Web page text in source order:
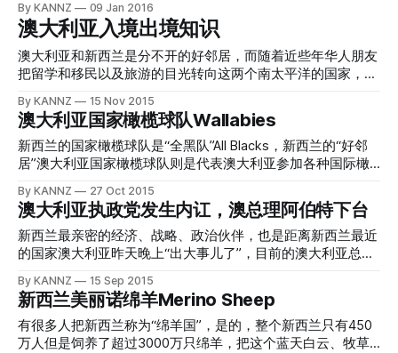
迷，未来通胀率料低于此前预测，低利率对楼市造成的风险低
于一年前。上周公布的澳大利亚经济数据显示，一季度通胀大
幅不及预期，令市场对澳洲联储进一步降息的预期大涨。数据
公布后，澳元急速跳水，暴跌1.8%。 期货数据显示，澳洲联
为： * 人口稀少，土地广袤，人均财富高 * 矿产丰富，包括金
属、煤、石油、天然气等等 * 贵金属资源也很丰富，包括黄
金、白银等等 * 自然条件优越，平原、草场让澳大利亚的畜牧
业很发达 * 澳大利亚人均GDP远远超过美国和中国大陆 * 其他
所以然”。The lucky country一词，
生重大责任，公司的法人或者是董事会成员也不会因为公司的
事故而导致个人方面的损失。新西兰与好邻居澳大利亚，两国
经贸往来十分密切，如果您的公司正与澳洲公司有业务来往，
您就会发现很多澳洲公司都以Pty Ltd结尾，这中间的Pty是什
公司的名字是很有规律的，凡是名称中带有Pty的公司，专指
的是私人控股的公司，或者说称作“专有公司”也可以，英文名
称是Proprietary Company，这也就是Pty的由来。这种类型的
公司在南非和澳大利亚都很常见，既可以是“有限责任公司”也
权、经营权、运行方式与上市公司可能有很大的不同，可以做
到“不公开、不透明”。 Pty类型的公司在澳大利亚的运营和成
立有法可依，依据的是the Corporations Act 2001 Sectio
By KANNZ 09 Jan 2016
澳大利亚入境出境知识
澳大利亚和新西兰是分不开的好邻居，而随着近些年华人朋友
把留学和移民以及旅游的目光转向这两个南太平洋的国家，在
大利亚和新西兰在出入境规定上保持“高度的一致”，基本政策
相同或非常非常相似；所以，为了让华人朋友们能够平安无障
碍的出入境、玩儿的顺心顺意，看新西兰网站为您总结一下澳
大利亚的出入境知识。 image source: google images 澳大利
境等类别。目前，中国大陆居民来澳大利亚或通过澳大利亚过
境（您没看错，澳大利亚机场转机也是要签证的！）前往第三
国，通常应事先申请并办妥签证。除在北京的驻华大使馆外，
澳大利亚在上海、广州、成都和香港开设有总领事馆。另外，
签证申请中心只负责受理申请等具体事务，是否颁发签证及颁
发何种签证由澳大利亚驻华使领馆决定。 澳大利亚驻香港总
领事馆颁发的签证，以及澳大利亚使领馆为因公访澳人员和留
学生颁发的签证通常以无贴纸方式发出。申请人可以登录澳大
By KANNZ 15 Nov 2015
澳大利亚国家橄榄球队Wallabies
新西兰的国家橄榄球队是“全黑队”All Blacks，新西兰的“好邻
居”澳大利亚国家橄榄球队则是代表澳大利亚参加各种国际橄
袋鼠队的实力很强，在国际橄榄球联盟中是水平排名前五强的
队伍，也是新西兰全黑队的劲敌之一。 image source:
wikipedia images 袋鼠队的队服是澳大利亚竞技运动的常见配
色，也就是绿色、金色的双色图案作为队服的颜色。目前，袋
色双色长袜；客场队服则是白色的上半身队服+短裤，同时配
以白色长袜。每年的球服都会在设计上有轻微的变化，例如增
加一小块图案、或是勾绘一些线段等等。 袋鼠队的昵称
Wallabies又是从何而来呢？大家都知道袋鼠是澳洲的代表动
By KANNZ 27 Oct 2015
澳大利亚执政党发生内讧，澳总理阿伯特下台
新西兰最亲密的经济、战略、政治伙伴，也是距离新西兰最近
的国家澳大利亚昨天晚上“出大事儿了”，目前的澳大利亚总理
然宣布进行的党内投票中惨遭不信任，“突然死亡”。而澳大利
亚前通信部部长、自由党前党魁马尔科姆·特恩布尔Malcolm
Turnbull击败现总理阿伯特，将成为新任总理。 image
source: baidu baike 在澳大利亚自由党突然进行的党内投票
By KANNZ 15 Sep 2015
新西兰美丽诺绵羊Merino Sheep
有很多人把新西兰称为“绵羊国”，是的，整个新西兰只有450
万人但是饲养了超过3000万只绵羊，把这个蓝天白云、牧草